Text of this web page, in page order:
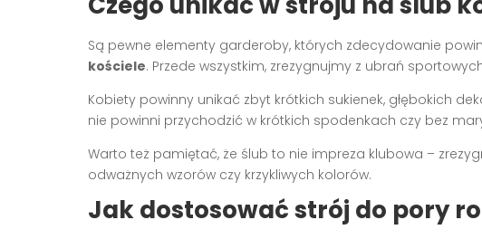
Są pewne elementy garderoby, których zdecydowanie
kościele. Przede wszystkim, zrezygnujmy z ubrań
Kobiety powinny unikać zbyt krótkich sukienek, głębokich
nie powinni przychodzić w krótkich spodenkach czy bez
Warto też pamiętać, że ślub to nie impreza klubowa –
odważnych wzorów czy krzykliwych kolorów.
Jak dostosować strój do pory